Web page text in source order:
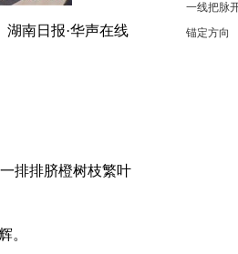
湖南日报·华声在线
排排脐橙树枝繁叶
。
一线把脉
锚定方向